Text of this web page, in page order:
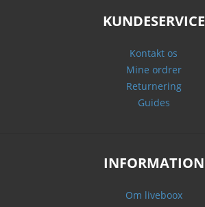
KUNDESERVICE
Kontakt os
Mine ordrer
Returnering
Guides
INFORMATION
Om liveboox